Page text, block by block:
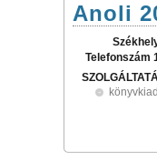
Anoli
Telefonszám